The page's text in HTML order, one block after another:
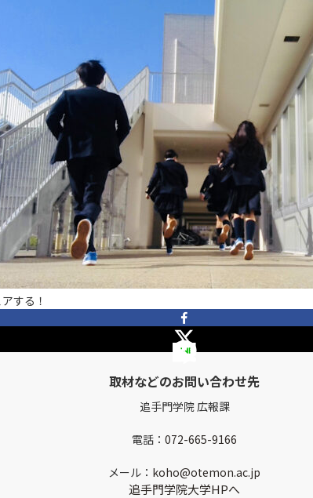
する！
取材などのお問い合わせ先
追手門学院 広報課
電話： 072-665-9166
メール： koho@otemon.ac.jp
追手門学院大学HPへ